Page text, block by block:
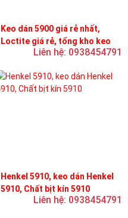
Keo dán 5900 giá rẻ nhất,
Loctite giá rẻ, tổng kho keo
Liên hệ: 0938454791
Henkel 5910, keo dán Henkel
5910, Chất bịt kín 5910
Liên hệ: 0938454791